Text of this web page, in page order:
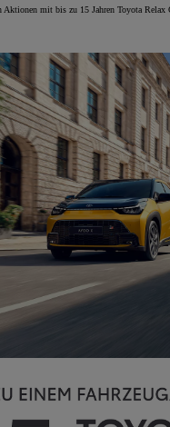
Aktionen mit bis zu 15 Jahren Toyota Relax